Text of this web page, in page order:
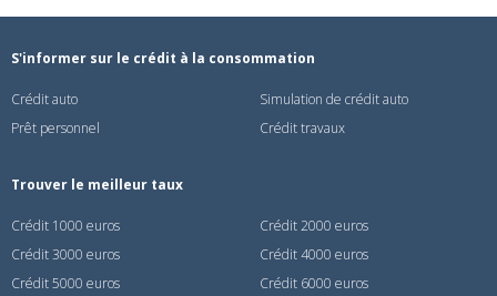
S'informer sur le crédit à la consommation
Crédit auto
Simulation de crédit auto
Prêt personnel
Crédit travaux
Trouver le meilleur taux
Crédit 1000 euros
Crédit 2000 euros
Crédit 3000 euros
Crédit 4000 euros
Crédit 5000 euros
Crédit 6000 euros